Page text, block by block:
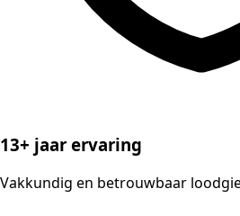
13+ jaar ervaring
Vakkundig en betrouwbaar